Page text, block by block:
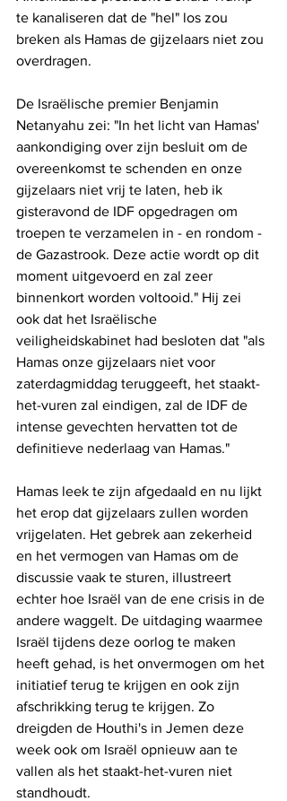
te kanaliseren dat de "hel" los zou
breken als Hamas de gijzelaars niet zou
overdragen.
De Israëlische premier Benjamin
Netanyahu zei: "In het licht van Hamas'
aankondiging over zijn besluit om de
overeenkomst te schenden en onze
gijzelaars niet vrij te laten, heb ik
gisteravond de IDF opgedragen om
troepen te verzamelen in - en rondom -
de Gazastrook. Deze actie wordt op dit
moment uitgevoerd en zal zeer
binnenkort worden voltooid." Hij zei
ook dat het Israëlische
veiligheidskabinet had besloten dat "als
Hamas onze gijzelaars niet voor
zaterdagmiddag teruggeeft, het staakt-
het-vuren zal eindigen, zal de IDF de
intense gevechten hervatten tot de
definitieve nederlaag van Hamas."
Hamas leek te zijn afgedaald en nu lijkt
het erop dat gijzelaars zullen worden
vrijgelaten. Het gebrek aan zekerheid
en het vermogen van Hamas om de
discussie vaak te sturen, illustreert
echter hoe Israël van de ene crisis in de
andere waggelt. De uitdaging waarmee
Israël tijdens deze oorlog te maken
heeft gehad, is het onvermogen om het
initiatief terug te krijgen en ook zijn
afschrikking terug te krijgen. Zo
dreigden de Houthi's in Jemen deze
week ook om Israël opnieuw aan te
vallen als het staakt-het-vuren niet
standhoudt.